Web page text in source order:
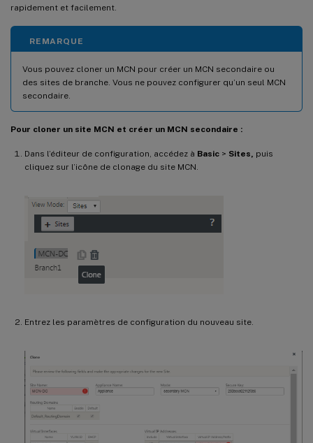
rapidement et facilement.
REMARQUE
Vous pouvez cloner un MCN pour créer un MCN secondaire ou
des sites de branche. Vous ne pouvez configurer qu’un seul MCN
secondaire.
Pour cloner un site MCN et créer un MCN secondaire :
Dans l’éditeur de configuration, accédez à Basic > Sites,
puis
cliquez sur l’icône de clonage du site MCN.
Entrez les paramètres de configuration du nouveau site.